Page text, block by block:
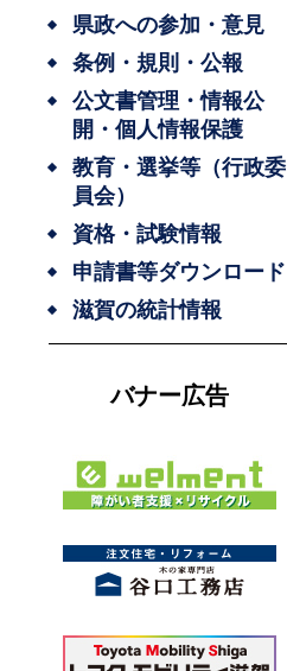
県政への参加・意見
条例・規則・公報
公文書管理・情報公
開・個人情報保護
教育・選挙等（行政委
員会）
資格・試験情報
申請書等ダウンロード
滋賀の統計情報
バナー広告